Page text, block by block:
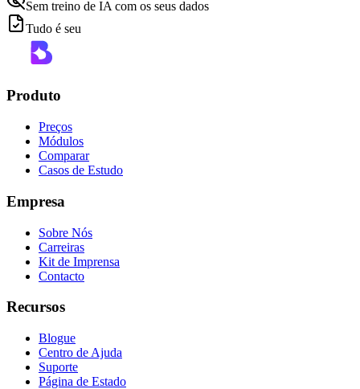
Sem treino de IA com os seus dados
Tudo é seu
Produto
Preços
Módulos
Comparar
Casos de Estudo
Empresa
Sobre Nós
Carreiras
Kit de Imprensa
Contacto
Recursos
Blogue
Centro de Ajuda
Suporte
Página de Estado